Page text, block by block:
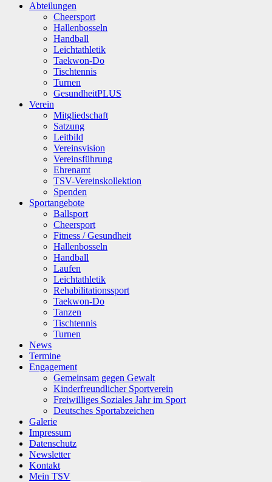
SuchenAbteilungen
Cheersport
Hallenbosseln
Handball
Leichtathletik
Taekwon-Do
Tischtennis
Turnen
GesundheitPLUS
Verein
Mitgliedschaft
Satzung
Leitbild
Vereinsvision
Vereinsführung
Ehrenamt
TSV-Vereinskollektion
Spenden
Sportangebote
Ballsport
Cheersport
Fitness / Gesundheit
Hallenbosseln
Handball
Laufen
Leichtathletik
Rehabilitationssport
Taekwon-Do
Tanzen
Tischtennis
Turnen
News
Termine
Engagement
Gemeinsam gegen Gewalt
Kinderfreundlicher Sportverein
Freiwilliges Soziales Jahr im Sport
Deutsches Sportabzeichen
Galerie
Impressum
Datenschutz
Newsletter
Kontakt
Mein TSV